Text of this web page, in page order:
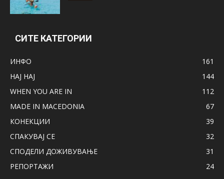
СИТЕ КАТЕГОРИИ
ИНФО
161
НАЈ НАЈ
144
WHEN YOU ARE IN
112
MADE IN MACEDONIA
67
КОНЕКЦИИ
39
СПАКУВАЈ СЕ
32
СПОДЕЛИ ДОЖИВУВАЊЕ
31
РЕПОРТАЖИ
24